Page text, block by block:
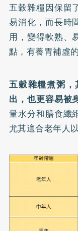
五穀雜糧因保留
易消化，而長時
用，變得軟熟、
點，有養胃補虛
五穀雜糧煮粥
出，也更容易被
量水分和膳食纖
尤其適合老年人